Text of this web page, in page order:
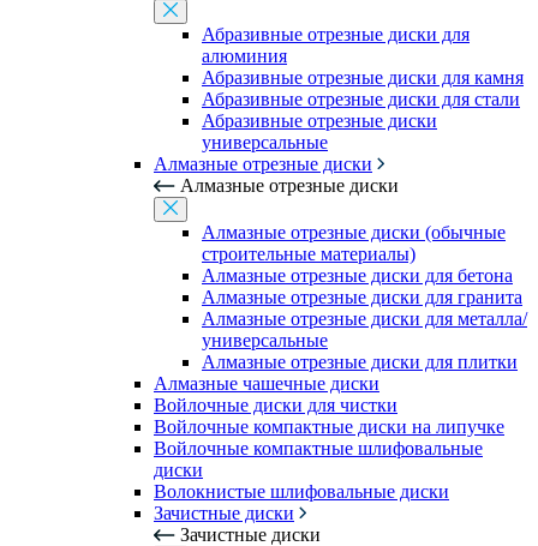
Абразивные отрезные диски для
алюминия
Абразивные отрезные диски для камня
Абразивные отрезные диски для стали
Абразивные отрезные диски
универсальные
Алмазные отрезные диски
Алмазные отрезные диски
Алмазные отрезные диски (обычные
строительные материалы)
Алмазные отрезные диски для бетона
Алмазные отрезные диски для гранита
Алмазные отрезные диски для металла/
универсальные
Алмазные отрезные диски для плитки
Алмазные чашечные диски
Войлочные диски для чистки
Войлочные компактные диски на липучке
Войлочные компактные шлифовальные
диски
Волокнистые шлифовальные диски
Зачистные диски
Зачистные диски